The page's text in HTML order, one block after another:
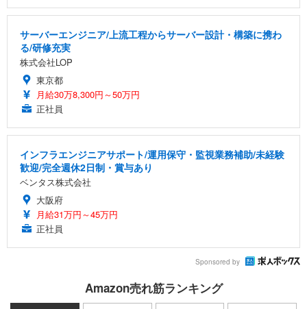
サーバーエンジニア/上流工程からサーバー設計・構築に携わ
る/研修充実
株式会社LOP
東京都
月給30万8,300円～50万円
正社員
インフラエンジニアサポート/運用保守・監視業務補助/未経験
歓迎/完全週休2日制・賞与あり
ベンタス株式会社
大阪府
月給31万円～45万円
正社員
Sponsored by
Amazon売れ筋ランキング